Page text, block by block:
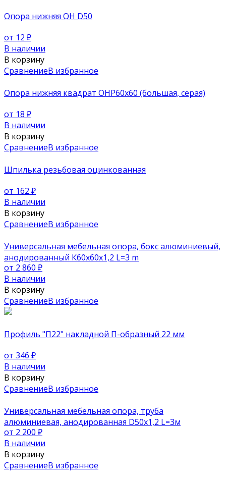
Опора нижняя ОН D50
от 12 ₽
В наличии
В корзину
СравнениеВ избранное
Опора нижняя квадрат ОНР60х60 (большая, серая)
от 18 ₽
В наличии
В корзину
СравнениеВ избранное
Шпилька резьбовая оцинкованная
от 162 ₽
В наличии
В корзину
СравнениеВ избранное
Универсальная мебельная опора, бокс алюминиевый,
анодированный К60х60х1,2 L=3 m
от 2 860 ₽
В наличии
В корзину
СравнениеВ избранное
Профиль "П22" накладной П-образный 22 мм
от 346 ₽
В наличии
В корзину
СравнениеВ избранное
Универсальная мебельная опора, труба
алюминиевая, анодированная D50х1,2 L=3м
от 2 200 ₽
В наличии
В корзину
СравнениеВ избранное